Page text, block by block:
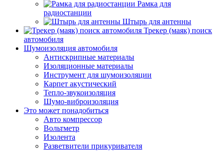
Рамка для
радиостанции
Штырь для антенны
Трекер (маяк) поиск
автомобиля
Шумоизоляция автомобиля
Антискрипные материалы
Изоляционные материалы
Инструмент для шумоизоляции
Карпет акустический
Тепло-звукоизоляция
Шумо-виброизоляция
Это может понадобиться
Авто компрессор
Вольтметр
Изолента
Разветвители прикуривателя